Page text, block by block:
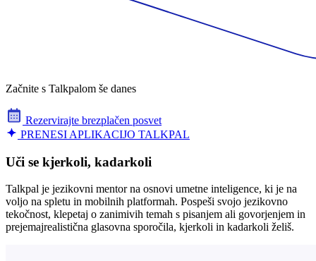
Začnite s Talkpalom še danes
Rezervirajte brezplačen posvet
PRENESI APLIKACIJO TALKPAL
Uči se kjerkoli, kadarkoli
Talkpal je jezikovni mentor na osnovi umetne inteligence, ki je na
voljo na spletu in mobilnih platformah. Pospeši svojo jezikovno
tekočnost, klepetaj o zanimivih temah s pisanjem ali govorjenjem in
prejemajrealistična glasovna sporočila, kjerkoli in kadarkoli želiš.